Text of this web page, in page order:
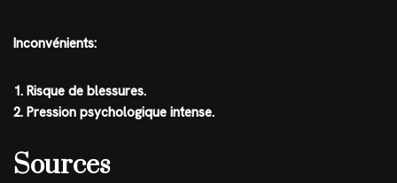
Inconvénients:
1. Risque de blessures.
2. Pression psychologique intense.
Sources